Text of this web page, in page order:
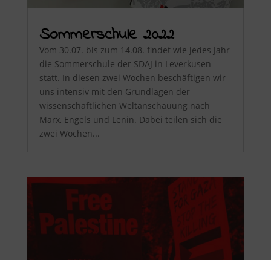
Sommerschule 2022
Vom 30.07. bis zum 14.08. findet wie jedes Jahr
die Sommerschule der SDAJ in Leverkusen
statt. In diesen zwei Wochen beschäftigen wir
uns intensiv mit den Grundlagen der
wissenschaftlichen Weltanschauung nach
Marx, Engels und Lenin. Dabei teilen sich die
zwei Wochen...